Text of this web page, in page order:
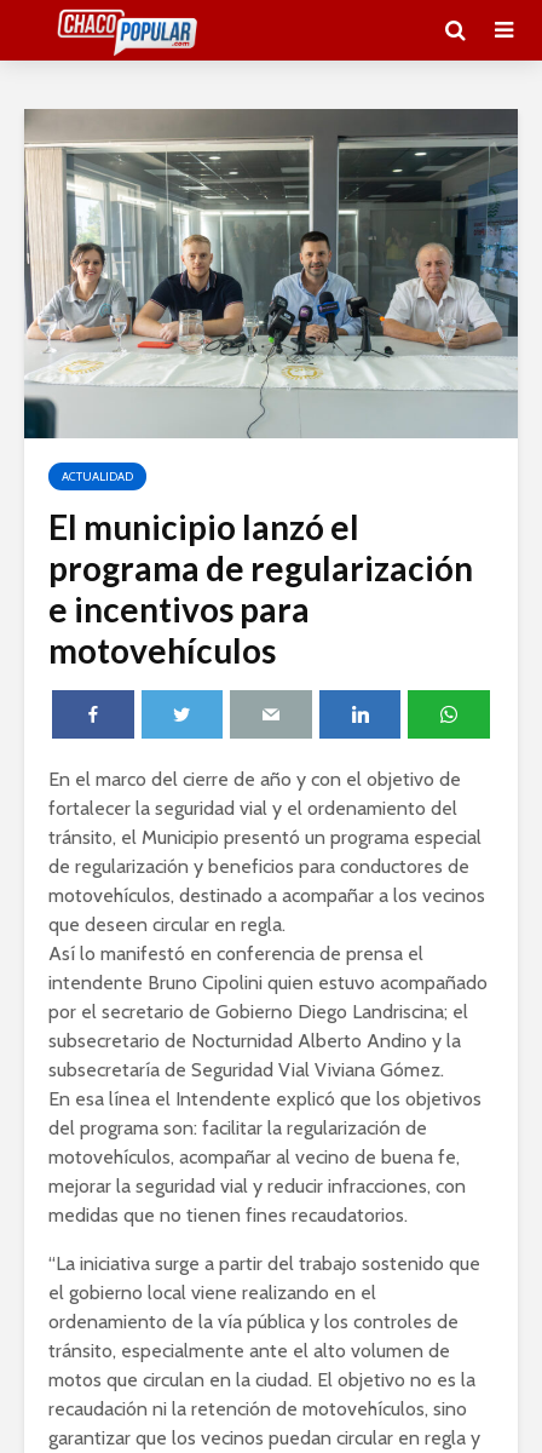
ACTUALIDAD
El municipio lanzó el
programa de regularización
e incentivos para
motovehículos
En el marco del cierre de año y con el objetivo de
fortalecer la seguridad vial y el ordenamiento del
tránsito, el Municipio presentó un programa especial
de regularización y beneficios para conductores de
motovehículos, destinado a acompañar a los vecinos
que deseen circular en regla.
Así lo manifestó en conferencia de prensa el
intendente Bruno Cipolini quien estuvo acompañado
por el secretario de Gobierno Diego Landriscina; el
subsecretario de Nocturnidad Alberto Andino y la
subsecretaría de Seguridad Vial Viviana Gómez.
En esa línea el Intendente explicó que los objetivos
del programa son: facilitar la regularización de
motovehículos, acompañar al vecino de buena fe,
mejorar la seguridad vial y reducir infracciones, con
medidas que no tienen fines recaudatorios.
“La iniciativa surge a partir del trabajo sostenido que
el gobierno local viene realizando en el
ordenamiento de la vía pública y los controles de
tránsito, especialmente ante el alto volumen de
motos que circulan en la ciudad. El objetivo no es la
recaudación ni la retención de motovehículos, sino
garantizar que los vecinos puedan circular en regla y